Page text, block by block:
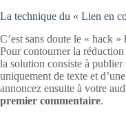
La technique du « Lien en
C’est sans doute le « hack
Pour contourner la
la solution consiste à
uniquement de texte et
annoncez ensuite à votre
premier commentaire.